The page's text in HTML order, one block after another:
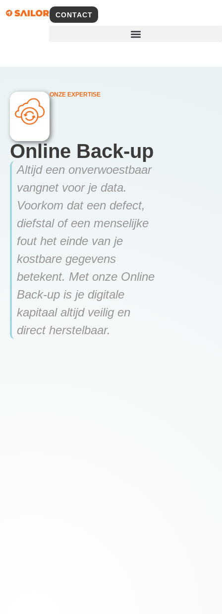
CONTACT
ONZE EXPERTISE
Online Back-up
Altijd een onverwoestbaar
vangnet voor je data.
Voorkom dat een defect,
diefstal of een menselijke
fout het einde van je
kostbare gegevens
betekent. Met onze Online
Back-up is je digitale
kapitaal altijd veilig en
direct herstelbaar.